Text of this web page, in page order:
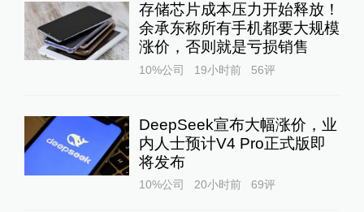
存储芯片成本压力开始释放！
余承东称所有手机都要大规模
涨价，否则就是亏损销售
10%公司 19小时前 56评
DeepSeek宣布大幅涨价，业
内人士预计V4 Pro正式版即
将发布
10%公司 20小时前 69评